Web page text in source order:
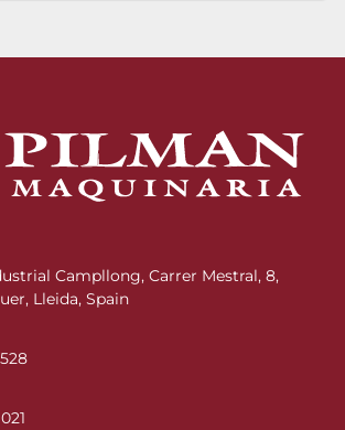
Campllong, Carrer Mestral, 8,
Lleida, Spain